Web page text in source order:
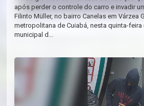
após perder o controle do carro e invadir
Filinto Müller, no bairro Canelas em Várzea
metropolitana de Cuiabá, nesta quinta-
municipal d...